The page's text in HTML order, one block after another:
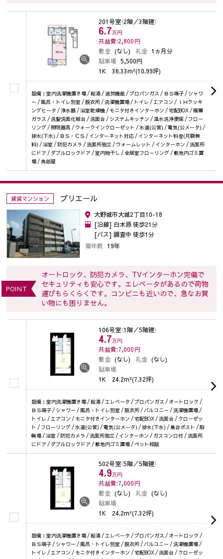
201号室（2階／3階建）
6.7万円
共益費:2,800円
敷金 (なし) 礼金 1ヵ月分
駐車場 5,500円
1K 36.33m²(10.99坪)
設備：室内洗濯機置き場 / 給湯 / 追焚機能 / プロパンガス / ＢＳ端子 / シャワ
ー / 風呂・トイレ別室 / 脱衣所 / 洗濯機置場 / トイレ / エアコン / ＩＨクッキ
ングヒータ / 浄水器 / 浴室乾燥機 / モニタ付きインターホン / 宅配BOX / 複層
ガラス / 洗髪洗面化粧台 / 洗面台 / システムキッチン / 温水洗浄便座 / フロー
リング / 照明器具 / ウォークインクローゼット / 水道(公営) / 電気(公メータ) /
排水(下水) / ＢＳ・ＣＳ / インターネット対応 / インターネット料金(月額無
料) / 浴室 / 防犯カメラ / 洗面所独立 / ウォームレット / インターホン / 洗面所
にドア / ダブルロックドア / 室内物干し / 全居室フローリング / 敷地内ゴミ置
場 / 角部屋
賃貸マンション プリエール
大野城市大城2丁目10-18
[沿線] 白木原 徒歩21分
[バス] 調査中 徒歩1分
築年数 19年
POINT
オートロック、防犯カメラ、TVインターホン完備で
セキュリティも安心です。エレベータがあるので荷物
運びもらくらくです。コンビニも近いので、急なお買
い物にも困りません。
106号室（1階／5階建）
4.7万円
共益費:7,000円
敷金 (なし) 礼金 (なし)
駐車場
1K 24.2m²(7.32坪)
設備：室内洗濯機置き場 / 給湯 / エレベータ / プロパンガス / オートロック /
ＢＳ端子 / シャワー / 風呂・トイレ別室 / 脱衣所 / バルコニー / 洗濯機置場 /
トイレ / エアコン / モニタ付きインターホン / 宅配BOX / 洗面台 / クローゼッ
ト / フローリング / 水道(公営) / 電気(公メータ) / 排水(下水) / 集合ポスト / 駐
輪場 / 浴室 / 防犯カメラ / 洗面所独立 / インターホン / ガスコンロ付 / 洗面所
にドア / ダブルロックドア / 敷地内ゴミ置場 / ペット相談
502号室（5階／5階建）
4.9万円
共益費:7,000円
敷金 (なし) 礼金 (なし)
駐車場
1K 24.2m²(7.32坪)
設備：室内洗濯機置き場 / 給湯 / エレベータ / プロパンガス / オートロック /
ＢＳ端子 / シャワー / 風呂・トイレ別室 / 脱衣所 / バルコニー / 洗濯機置場 /
トイレ / エアコン / モニタ付きインターホン / 宅配BOX / 洗面台 / クローゼッ